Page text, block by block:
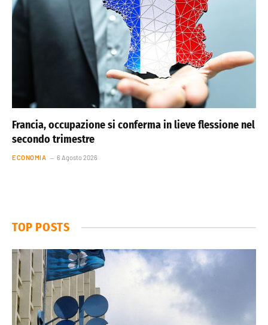
Francia, occupazione si conferma in lieve flessione nel
secondo trimestre
ECONOMIA 6 Agosto 2026
TOP POSTS